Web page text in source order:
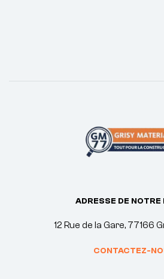
ADRESSE DE NOTRE
12 Rue de la Gare, 77166
CONTACTEZ-